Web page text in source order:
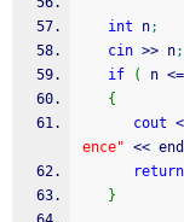
int n;
cin >> n;
if
( n <=
{
cout
ence" <<
return
}